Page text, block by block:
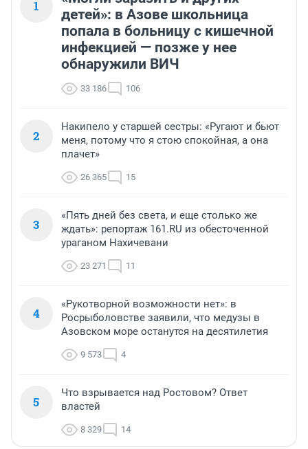
1
детей»: в Азове школьница
попала в больницу с кишечной
инфекцией — позже у нее
обнаружили ВИЧ
33 186 106
2
Накипело у старшей сестры: «Ругают и бьют
меня, потому что я стою спокойная, а она
плачет»
26 365 15
3
«Пять дней без света, и еще столько же
ждать»: репортаж 161.RU из обесточенной
ураганом Нахичевани
23 271 11
4
«Рукотворной возможности нет»: в
Росрыболовстве заявили, что медузы в
Азовском море останутся на десятилетия
9 573 4
5
Что взрывается над Ростовом? Ответ
властей
8 329 14